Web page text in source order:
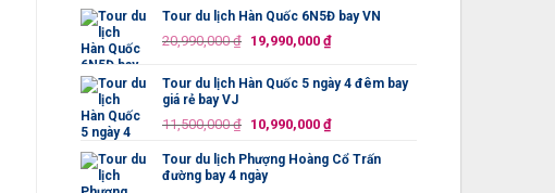
là:
13,500,000 ₫.
tại
là:
Tour du lịch Hàn Quốc 6N5Đ bay VN
20,990,000₫ Giá
là:
19,990,000 ₫Giá
tại
19,990,000 ₫.
Tour du lịch Hàn Quốc 5 ngày 4 đêm bay
giá rẻ bay VJ
11,500,000₫ Giá
là:
11,500,000 ₫.
10,990,000 ₫Giá
tại
Tour du lịch Phượng Hoàng Cổ Trấn
đường bay 4 ngày